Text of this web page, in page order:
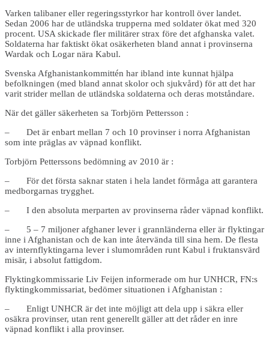
Varken talibaner eller regeringsstyrkor har kontroll över landet.
Sedan 2006 har de utländska trupperna med soldater ökat med 320
procent. USA skickade fler militärer strax före det afghanska valet.
Soldaterna har faktiskt ökat osäkerheten bland annat i provinserna
Wardak och Logar nära Kabul.
Svenska Afghanistankommittén har ibland inte kunnat hjälpa
befolkningen (med bland annat skolor och sjukvård) för att det har
varit strider mellan de utländska soldaterna och deras motståndare.
När det gäller säkerheten sa Torbjörn Pettersson :
– Det är enbart mellan 7 och 10 provinser i norra Afghanistan
som inte präglas av väpnad konflikt.
Torbjörn Petterssons bedömning av 2010 är :
– För det första saknar staten i hela landet förmåga att garantera
medborgarnas trygghet.
– I den absoluta merparten av provinserna råder väpnad konflikt.
– 5 – 7 miljoner afghaner lever i grannländerna eller är flyktingar
inne i Afghanistan och de kan inte återvända till sina hem. De flesta
av internflyktingarna lever i slumområden runt Kabul i fruktansvärd
misär, i absolut fattigdom.
Flyktingkommissarie Liv Feijen informerade om hur UNHCR, FN:s
flyktingkommissariat, bedömer situationen i Afghanistan :
– Enligt UNHCR är det inte möjligt att dela upp i säkra eller
osäkra provinser, utan rent generellt gäller att det råder en inre
väpnad konflikt i alla provinser.